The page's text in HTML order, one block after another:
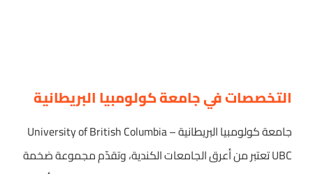
التخصصات في جامعة كولومبيا البريطانية
جامعة كولومبيا البريطانية University of British Columbia –
UBC تعتبر من أعرق الجامعات الكندية، وتقدّم مجموعة ضخمة